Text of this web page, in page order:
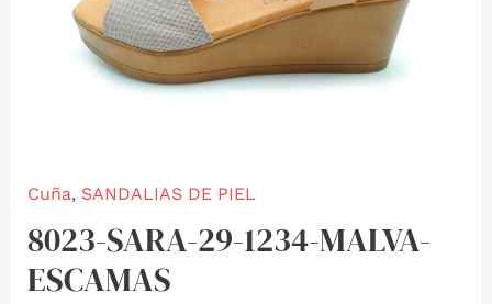
Cuña, SANDALIAS DE PIEL
8023-SARA-29-1234-MALVA-
ESCAMAS